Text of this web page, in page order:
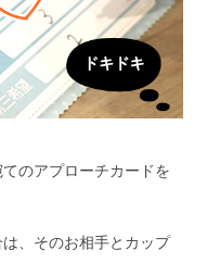
のアプローチカードを
、そのお相手とカップ